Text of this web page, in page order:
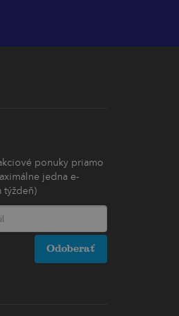
ponuky priamo
jedna e-
týždeň)
Odoberať